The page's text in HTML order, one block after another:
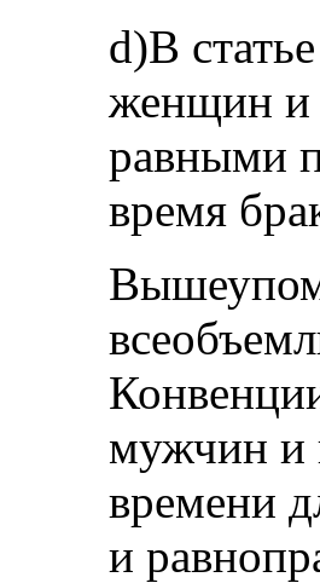
d)В
женщин и
равными
время
мужчин и
времени
и